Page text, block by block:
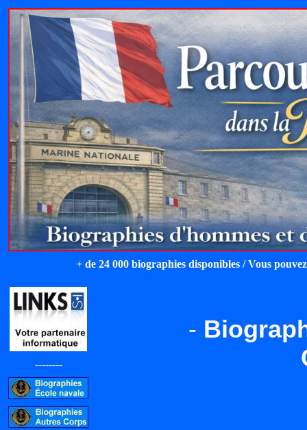
+ de 24 000 biographies disponibles / Vous
--------
-